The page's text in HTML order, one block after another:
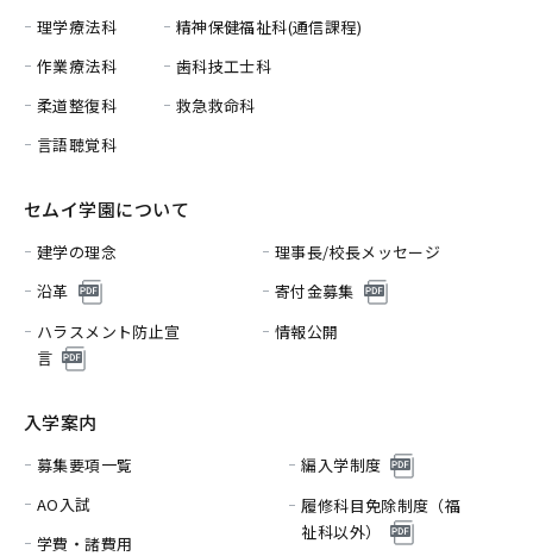
理学療法科
作業療法科
柔道整復科
言語聴覚科
精神保健福祉科(通信課程)
歯科技工士科
救急救命科
セムイ学園について
建学の理念
理事長/校長メッセージ
沿革
寄付金募集
ハラスメント防止宣
言
情報公開
入学案内
募集要項一覧
AO入試
学費・諸費用
編入学制度
履修科目免除制度（福
祉科以外）